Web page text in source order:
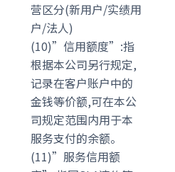
营区分(新用户/实绩用
户/法人)
(10)”信用额度”:指
根据本公司另行规定,
记录在客户账户中的
金钱等价额,可在本公
司规定范围内用于本
服务支付的余额。
(11)”服务信用额